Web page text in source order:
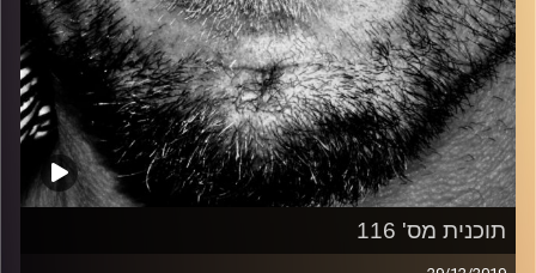
תוכנית מס' 116